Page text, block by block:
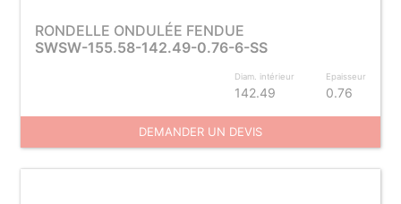
RONDELLE ONDULÉE FENDUE
SWSW-155.58-142.49-0.76-6-SS
Diam. intérieur
142.49
Epaisseur
0.76
DEMANDER UN DEVIS